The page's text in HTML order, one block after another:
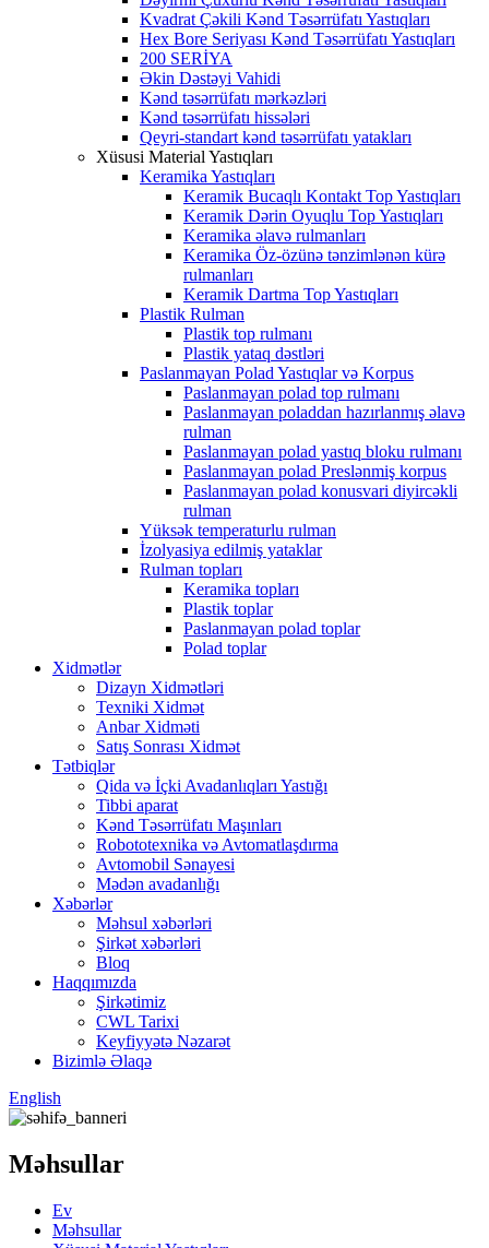
Kvadrat Çəkili Kənd Təsərrüfatı Yastıqları
Hex Bore Seriyası Kənd Təsərrüfatı Yastıqları
200 SERİYA
Əkin Dəstəyi Vahidi
Kənd təsərrüfatı mərkəzləri
Kənd təsərrüfatı hissələri
Qeyri-standart kənd təsərrüfatı yatakları
Xüsusi Material Yastıqları
Keramika Yastıqları
Keramik Bucaqlı Kontakt Top Yastıqları
Keramik Dərin Oyuqlu Top Yastıqları
Keramika əlavə rulmanları
Keramika Öz-özünə tənzimlənən kürə
rulmanları
Keramik Dartma Top Yastıqları
Plastik Rulman
Plastik top rulmanı
Plastik yataq dəstləri
Paslanmayan Polad Yastıqlar və Korpus
Paslanmayan polad top rulmanı
Paslanmayan poladdan hazırlanmış əlavə
rulman
Paslanmayan polad yastıq bloku rulmanı
Paslanmayan polad Preslənmiş korpus
Paslanmayan polad konusvari diyircəkli
rulman
Yüksək temperaturlu rulman
İzolyasiya edilmiş yataklar
Rulman topları
Keramika topları
Plastik toplar
Paslanmayan polad toplar
Polad toplar
Xidmətlər
Dizayn Xidmətləri
Texniki Xidmət
Anbar Xidməti
Satış Sonrası Xidmət
Tətbiqlər
Qida və İçki Avadanlıqları Yastığı
Tibbi aparat
Kənd Təsərrüfatı Maşınları
Robototexnika və Avtomatlaşdırma
Avtomobil Sənayesi
Mədən avadanlığı
Xəbərlər
Məhsul xəbərləri
Şirkət xəbərləri
Bloq
Haqqımızda
Şirkətimiz
CWL Tarixi
Keyfiyyətə Nəzarət
Bizimlə Əlaqə
English
Məhsullar
Ev
Məhsullar